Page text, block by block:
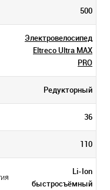
500
Электровелосипед
Eltreco Ultra MAX
PRO
Редукторный
36
110
Li-Ion
быстросъёмный